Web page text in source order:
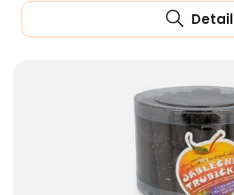
Detail